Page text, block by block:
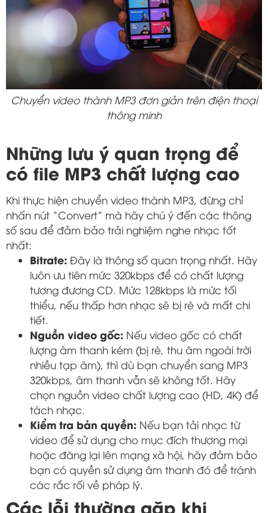
Chuyển video thành MP3 đơn giản trên điện thoại
thông minh
Những lưu ý quan trọng để
có file MP3 chất lượng cao
Khi thực hiện chuyển video thành MP3, đừng chỉ
nhấn nút “Convert” mà hãy chú ý đến các thông
số sau để đảm bảo trải nghiệm nghe nhạc tốt
nhất:
Bitrate: Đây là thông số quan trọng nhất. Hãy
luôn ưu tiên mức 320kbps để có chất lượng
tương đương CD. Mức 128kbps là mức tối
thiểu, nếu thấp hơn nhạc sẽ bị rè và mất chi
tiết.
Nguồn video gốc: Nếu video gốc có chất
lượng âm thanh kém (bị rè, thu âm ngoài trời
nhiều tạp âm), thì dù bạn chuyển sang MP3
320kbps, âm thanh vẫn sẽ không tốt. Hãy
chọn nguồn video chất lượng cao (HD, 4K) để
tách nhạc.
Kiểm tra bản quyền: Nếu bạn tải nhạc từ
video để sử dụng cho mục đích thương mại
hoặc đăng lại lên mạng xã hội, hãy đảm bảo
bạn có quyền sử dụng âm thanh đó để tránh
các rắc rối về pháp lý.
Các lỗi thường gặp khi